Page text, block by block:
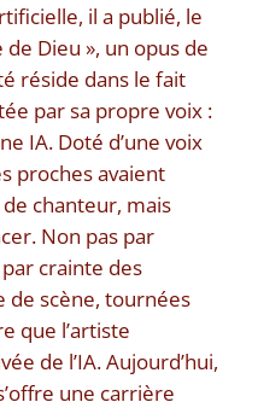
il a publié, le
Dieu », un opus de
réside dans le fait
par sa propre voix :
IA. Doté d’une voix
proches avaient
chanteur, mais
Non pas par
crainte des
de scène, tournées
que l’artiste
de l’IA. Aujourd’hui,
une carrière